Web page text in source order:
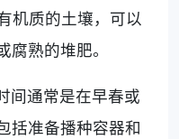
机质的土壤，可以
熟的堆肥。
间通常是在早春或
括准备播种容器和